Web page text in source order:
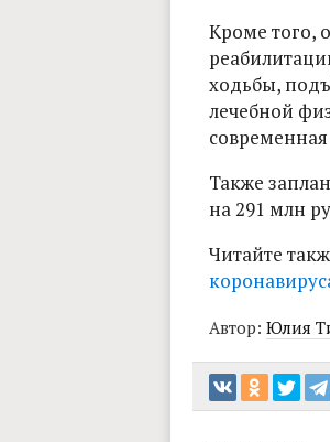
Кроме того,
ходьбы,
лечебной
Также
на 291 млн
Читайте
Автор: Юлия